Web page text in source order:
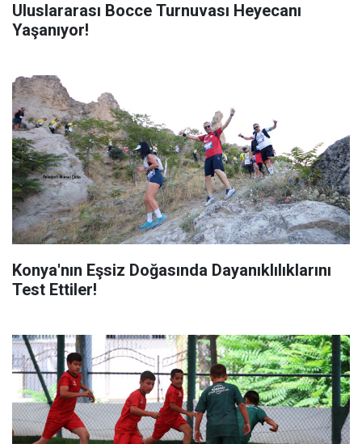
Uluslararası Bocce Turnuvası Heyecanı
Yaşanıyor!
Konya'nın Eşsiz Doğasında Dayanıklılıklarını
Test Ettiler!